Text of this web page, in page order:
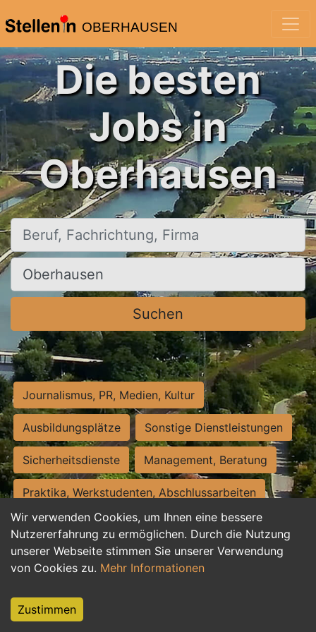
OBERHAUSEN
Wir verwenden Cookies, um Ihnen eine bessere
Nutzererfahrung zu ermöglichen. Durch die Nutzung
unserer Webseite stimmen Sie unserer Verwendung
von Cookies zu. Mehr Informationen
Zustimmen
Die besten
Jobs in
Oberhausen
Beruf, Fachrichtung, Firma
Ort, Stadt
Suchen
Journalismus, PR, Medien, Kultur
Ausbildungsplätze Sonstige Dienstleistungen
Sicherheitsdienste Management, Beratung
Praktika, Werkstudenten, Abschlussarbeiten
Personalwesen Assistenz, Sekretariat
Hilfskräfte, Aushilfs- und Nebenjobs
Weiterbildung, Studium, duale Ausbildung